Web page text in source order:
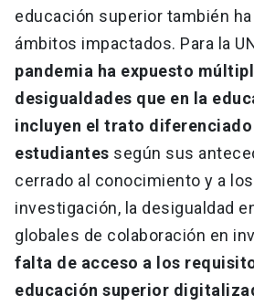
educación superior también
ámbitos impactados. Para la
pandemia ha expuesto
desigualdades que en la
incluyen el trato
estudiantes según sus
cerrado al conocimiento y a
investigación, la desigualdad
globales de colaboración en
falta de acceso a los
educación superior